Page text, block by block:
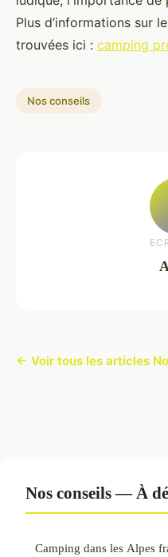
Plus d’informations sur
trouvées ici : camping
Nos conseils
← Voir tous les articles
Nos conseils — À
Camping dans les Alpes